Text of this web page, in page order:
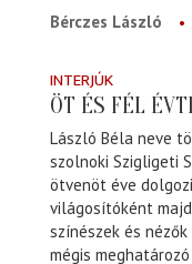
Bérczes László
INTERJÚK
ÖT ÉS FÉL
László Béla neve
szolnoki Szigligeti
ötvenöt éve
világosítóként
színészek és
mégis